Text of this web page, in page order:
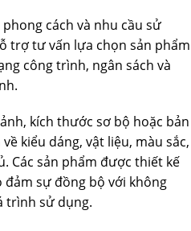
cách và nhu cầu sử
trợ tư vấn lựa chọn sản phẩm
công trình, ngân sách và
kích thước sơ bộ hoặc bản
kiểu dáng, vật liệu, màu sắc,
Các sản phẩm được thiết kế
sự đồng bộ với không
trình sử dụng.